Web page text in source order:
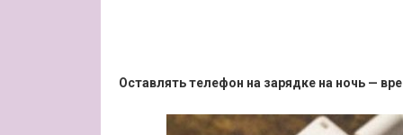
Оставлять телефон на зарядке на ночь —